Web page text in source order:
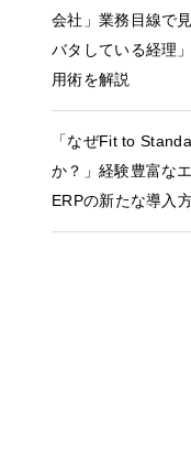
会社」業務目線で
バタしている経理
用術を解説
「なぜFit to
か？」経験豊富な
ERPの新たな導入